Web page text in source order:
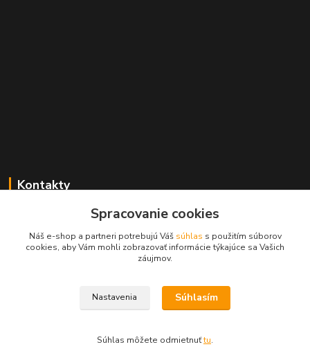
Kontakty
+421 2 529 67 411
(Po - Pia: 10:00 - 17:30)
Copyright © Filatelia-album.sk
Spracovanie cookies
Náš e-shop a partneri potrebujú Váš súhlas s použitím súborov
cookies, aby Vám mohli zobrazovať informácie týkajúce sa Vašich
záujmov.
Nastavenia Súhlasím
Súhlas môžete odmietnuťtu.